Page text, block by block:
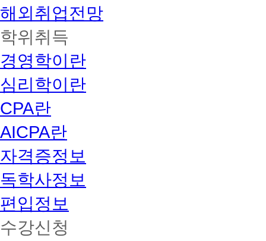
해외취업전망
학위취득
경영학이란
심리학이란
CPA란
AICPA란
자격증정보
독학사정보
편입정보
수강신청